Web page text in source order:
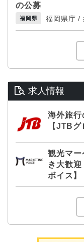
の公募
福岡県 福岡県庁 /
求人情報
海外旅行
【JTB
観光マー
き大歓迎
ボイス】